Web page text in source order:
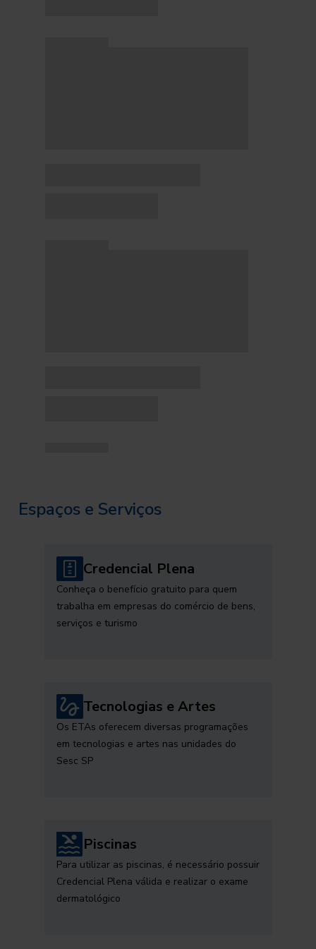
Espaços e Serviços
Credencial Plena
Conheça o benefício gratuito para quem
trabalha em empresas do comércio de bens,
serviços e turismo
Tecnologias e Artes
Os ETAs oferecem diversas programações
em tecnologias e artes nas unidades do
Sesc SP
Piscinas
Para utilizar as piscinas, é necessário possuir
Credencial Plena válida e realizar o exame
dermatológico